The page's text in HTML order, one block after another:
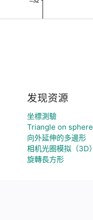
发现资源
坐標測驗
Triangle on sphere
向外延伸的多邊形
相机光圈模拟（3D）
旋轉長方形